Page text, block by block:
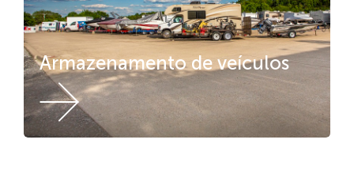
Armazenamento de veículos